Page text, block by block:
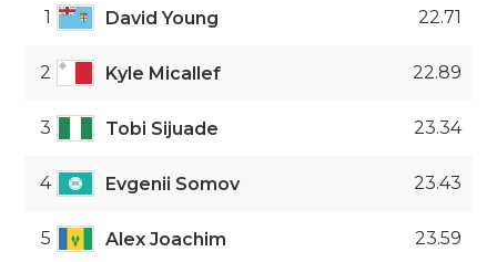
1 David Young 22.71
2 Kyle Micallef 22.89
3 Tobi Sijuade 23.34
4 Evgenii Somov 23.43
5 Alex Joachim 23.59